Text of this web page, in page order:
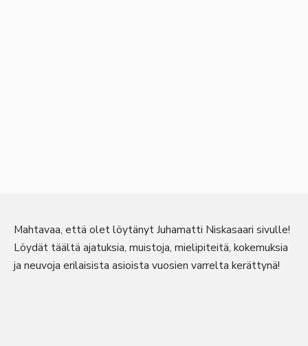
Mahtavaa, että olet löytänyt Juhamatti Niskasaari sivulle!
Löydät täältä ajatuksia, muistoja, mielipiteitä, kokemuksia
ja neuvoja erilaisista asioista vuosien varrelta kerättynä!